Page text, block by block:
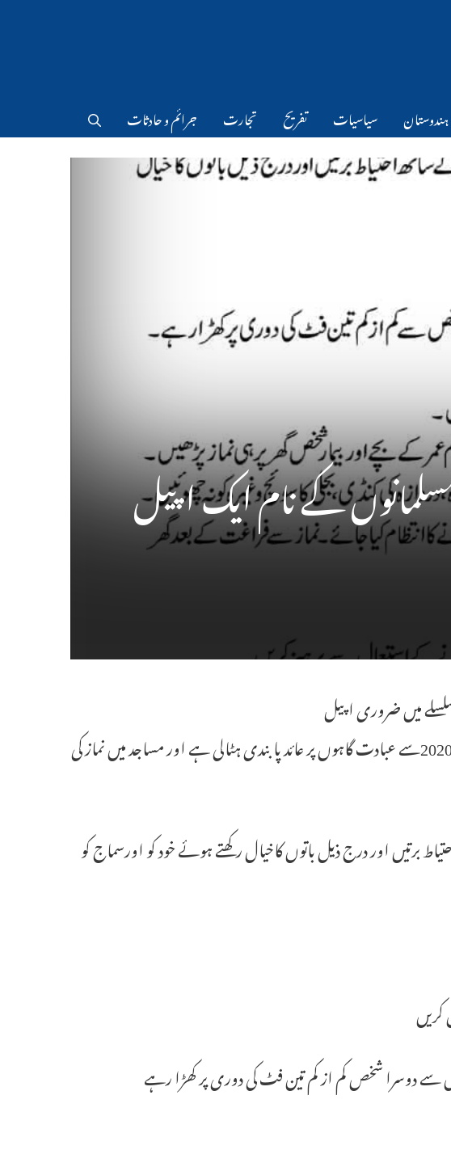
ہندوستان سیاسیات تفریح تجارت جرائم و حادثات
کے نام ایک اپیل
میں ضروری اپیل
حیدرآباد۔ملک میں وزرات داخلہ حکومت ہند نے 8جون2020سے عبادت گاہوں پر عائد پابندی ہٹالی ہے اور مساجد میں نماز کی
برتیں اور درج ذیل باتوں کاخیال رکھتے ہوئے خود کو اورسماج کو
دوسرا شخص کم از کم تین فٹ کی دوری پر کھڑا رہے